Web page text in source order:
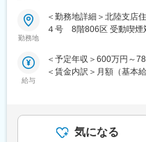
・発注者側の立場で事業
・設計、積算、施工管理
＼働き方について／
・長期スパンのプロジェ
・景気変動の影響を受け
■日本振興について：
（1）公共インフラ分野
官公庁向けインフラ事業
ンパニーならではの大規
トに携わることができます
■職務内容：
勤務地
＜勤務地詳細＞北陸支店
４号 8階806区 受動喫煙
給与
＜予定年収＞600万円～
＜賃金内訳＞月額（基本
＞有＜残業手当＞有＜給
年2回（7月・12月）※別
気になる